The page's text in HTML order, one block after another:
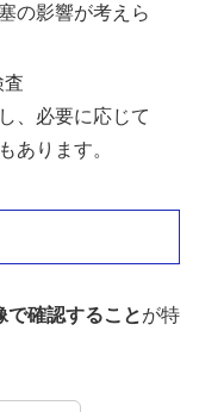
の影響が考えら
査
、必要に応じて
あります。
で確認することが特